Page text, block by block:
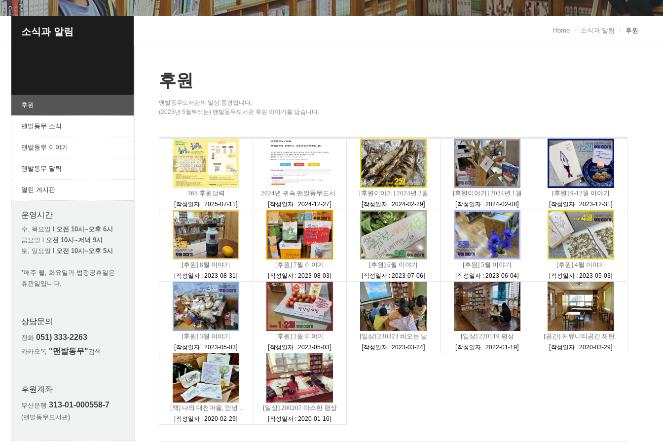
Home - 소식과 알림 - 후원
소식과 알림
후원
맨발동무 소식
맨발동무 이야기
맨발동무 달력
열린 게시판
운영시간
수, 목요일 l
오전 10시~오후 6시
금요일 l 오전 10시~저녁 9시
토, 일요일 l 오전 10시~오후 5시
*매주 월, 화요일과 법정공휴일은
휴관일입니다.
상담문의
전화 051) 333-2263
카카오톡 "맨발동무"검색
후원계좌
부산은행 313-01-000558-7
(맨발동무도서관)
후원
맨발동무도서관의 일상 풍경입니다.
(2023년 5월부터는) 맨발동무도서관 후원 이야기를 담습니다.
365 후원달력
[작성일자 : 2025-07-11]
2024년 귀속 맨발동무도서..
[작성일자 : 2024-12-27]
[후원이야기] 2024년 2월
[작성일자 : 2024-02-29]
[후원이야기] 2024년 1월
[작성일자 : 2024-02-08]
[후원] 9-12월 이야기
[작성일자 : 2023-12-31]
[후원] 8월 이야기
[작성일자 : 2023-08-31]
[후원] 7월 이야기
[작성일자 : 2023-08-03]
[후원] 6월 이야기
[작성일자 : 2023-07-06]
[후원] 5월 이야기
[작성일자 : 2023-06-04]
[후원] 4월 이야기
[작성일자 : 2023-05-03]
[후원] 3월 이야기
[작성일자 : 2023-05-03]
[후원] 2월 이야기
[작성일자 : 2023-05-03]
[일상] 230323 비오는 날
[작성일자 : 2023-03-24]
[일상] 220119 평상
[작성일자 : 2022-01-19]
[공간] 커뮤니티공간 재탄..
[작성일자 : 2020-03-29]
[책] 나의 대천마을, 안녕 ..
[작성일자 : 2020-02-29]
[일상] 200207 따스한 평상
[작성일자 : 2020-01-16]